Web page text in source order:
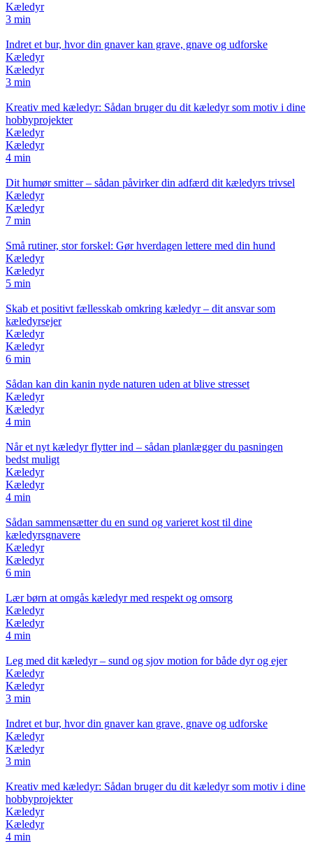
Kæledyr
3 min
Indret et bur, hvor din gnaver kan grave, gnave og udforske
Kæledyr
Kæledyr
3 min
Kreativ med kæledyr: Sådan bruger du dit kæledyr som motiv i dine
hobbyprojekter
Kæledyr
Kæledyr
4 min
Dit humør smitter – sådan påvirker din adfærd dit kæledyrs trivsel
Kæledyr
Kæledyr
7 min
Små rutiner, stor forskel: Gør hverdagen lettere med din hund
Kæledyr
Kæledyr
5 min
Skab et positivt fællesskab omkring kæledyr – dit ansvar som
kæledyrsejer
Kæledyr
Kæledyr
6 min
Sådan kan din kanin nyde naturen uden at blive stresset
Kæledyr
Kæledyr
4 min
Når et nyt kæledyr flytter ind – sådan planlægger du pasningen
bedst muligt
Kæledyr
Kæledyr
4 min
Sådan sammensætter du en sund og varieret kost til dine
kæledyrsgnavere
Kæledyr
Kæledyr
6 min
Lær børn at omgås kæledyr med respekt og omsorg
Kæledyr
Kæledyr
4 min
Leg med dit kæledyr – sund og sjov motion for både dyr og ejer
Kæledyr
Kæledyr
3 min
Indret et bur, hvor din gnaver kan grave, gnave og udforske
Kæledyr
Kæledyr
3 min
Kreativ med kæledyr: Sådan bruger du dit kæledyr som motiv i dine
hobbyprojekter
Kæledyr
Kæledyr
4 min